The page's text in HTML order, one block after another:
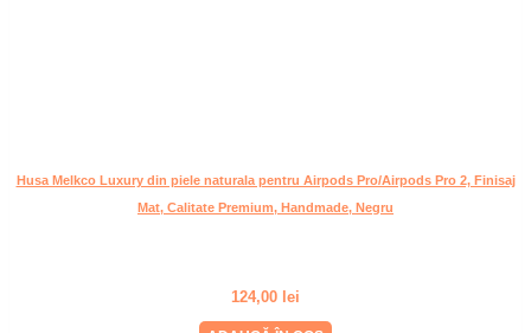
Husa Melkco Luxury din piele naturala pentru Airpods Pro/Airpods Pro 2, Finisaj
Mat, Calitate Premium, Handmade, Negru
124,00 lei